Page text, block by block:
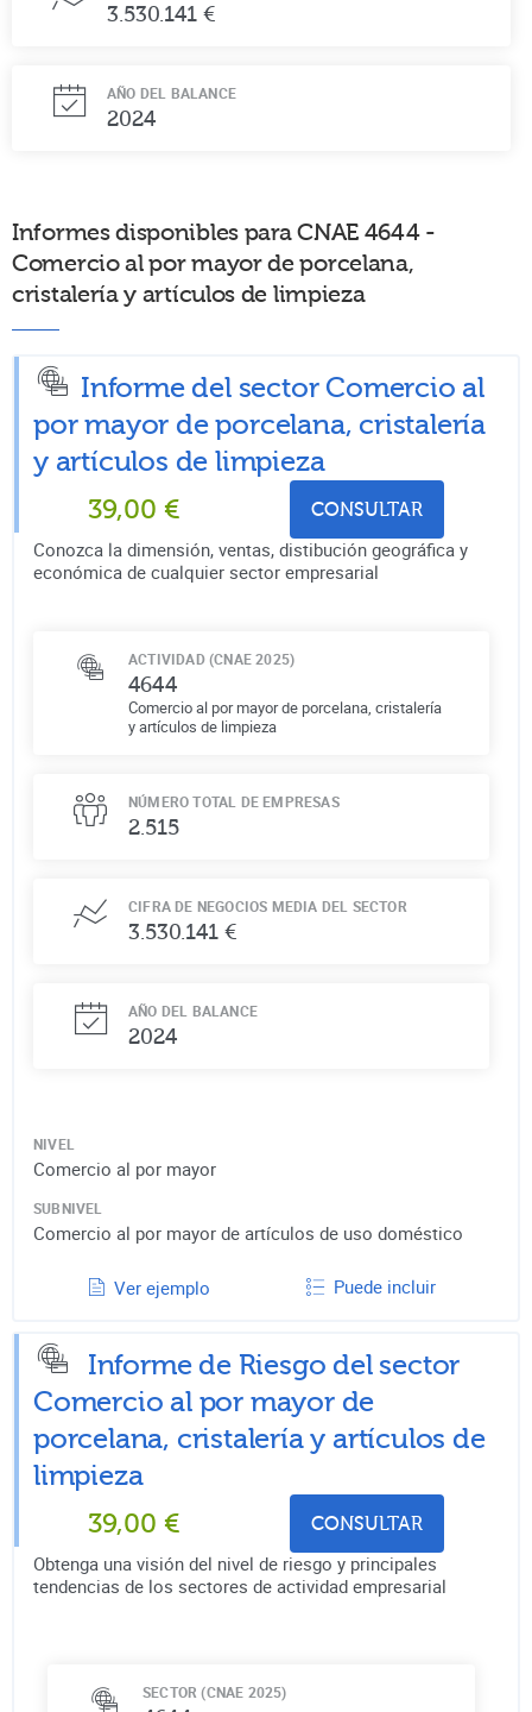
3.530.141 €
AÑO DEL BALANCE
2024
Informes disponibles para CNAE 4644 -
Comercio al por mayor de porcelana,
cristalería y artículos de limpieza
Informe del sector Comercio al
por mayor de porcelana, cristalería
y artículos de limpieza
39,00 € CONSULTAR
Conozca la dimensión, ventas, distibución geográfica y
económica de cualquier sector empresarial
ACTIVIDAD (CNAE 2025)
4644
Comercio al por mayor de porcelana, cristalería
y artículos de limpieza
NÚMERO TOTAL DE EMPRESAS
2.515
CIFRA DE NEGOCIOS MEDIA DEL SECTOR
3.530.141 €
AÑO DEL BALANCE
2024
NIVEL
Comercio al por mayor
SUBNIVEL
Comercio al por mayor de artículos de uso doméstico
Ver ejemplo Puede incluir
Informe de Riesgo del sector
Comercio al por mayor de
porcelana, cristalería y artículos de
limpieza
39,00 € CONSULTAR
Obtenga una visión del nivel de riesgo y principales
tendencias de los sectores de actividad empresarial
SECTOR (CNAE 2025)